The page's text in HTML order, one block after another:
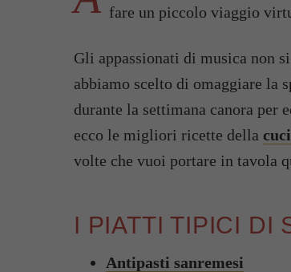
fare un piccolo viaggio
Gli appassionati di musica non
abbiamo scelto di omaggiare la
durante la settimana canora per
ecco le migliori ricette della
volte che vuoi portare in tavola
I PIATTI TIPICI DI
Antipasti sanremesi